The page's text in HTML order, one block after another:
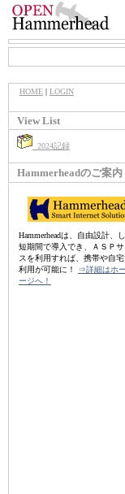
HOME| LOGIN
View List
2024記録
Hammerheadのご案内
Hammerheadは、自由設計、
短期間で導入でき、ＡＳＰ
スを利用すれば、携帯や自
利用が可能に！
⇒詳細はホ
ージへ！